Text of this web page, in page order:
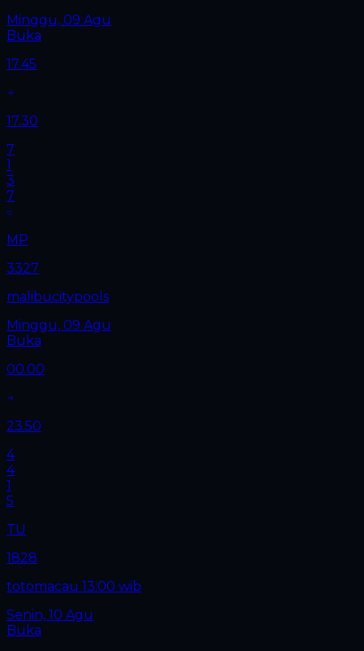
Minggu, 09 Agu
Buka
17.45
17.30
7
1
3
7
MP
3327
malibucitypools
Minggu, 09 Agu
Buka
00.00
23.50
4
4
1
5
TU
1828
totomacau 13:00 wib
Senin, 10 Agu
Buka